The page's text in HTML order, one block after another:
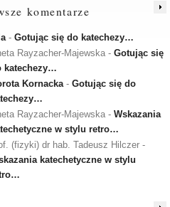
komentarze
- Gotując się do katechezy…
Rayzacher-Majewska- Gotując się
katechezy…
Kornacka- Gotując się do
Rayzacher-Majewska- Wskazania
w stylu retro…
(fizyki) dr hab. Tadeusz Hilczer-
katechetyczne w stylu